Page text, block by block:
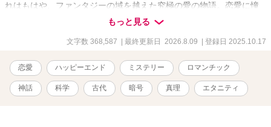
れはもはや、ファンタジーの域を越えた究極の愛の物語。恋愛に憧
れ愛の本質に悩み戸惑う人々に真実の愛とは何かを伝える作者渾身
の超大作。 ＊本作品は「小説家になろう」にも掲載しています。
もっと見る
文字数 368,587 | 最終更新日 2026.8.09 | 登録日 2025.10.17
恋愛 ハッピーエンド ミステリー ロマンチック
神話 科学 古代 暗号 真理 エタニティ